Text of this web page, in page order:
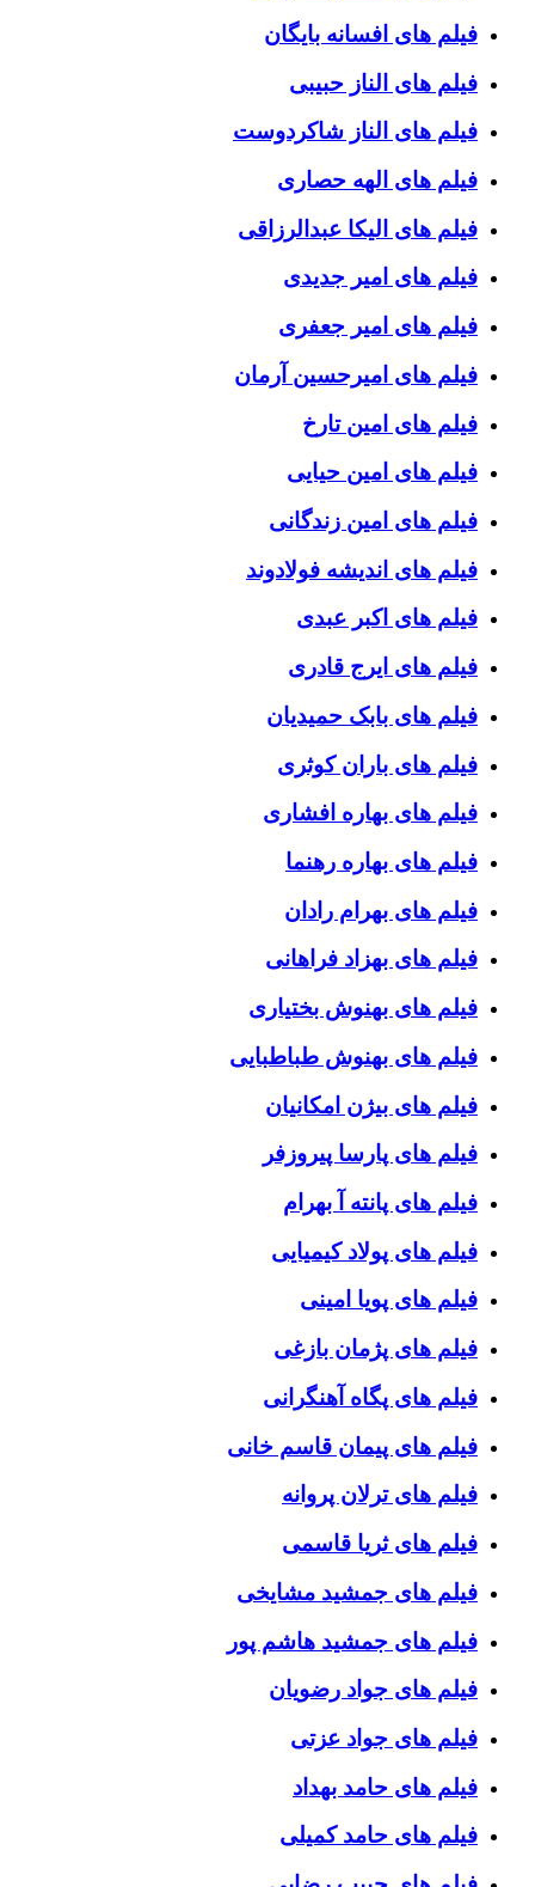
فیلم های افسانه بایگان
فیلم های الناز حبیبی
فیلم های الناز شاکردوست
فیلم های الهه حصاری
فیلم های الیکا عبدالرزاقی
فیلم های امیر جدیدی
فیلم های امیر جعفری
فیلم های امیرحسین آرمان
فیلم های امین تارخ
فیلم های امین حیایی
فیلم های امین زندگانی
فیلم های اندیشه فولادوند
فیلم های اکبر عبدی
فیلم های ایرج قادری
فیلم های بابک حمیدیان
فیلم های باران کوثری
فیلم های بهاره افشاری
فیلم های بهاره رهنما
فیلم های بهرام رادان
فیلم های بهزاد فراهانی
فیلم های بهنوش بختیاری
فیلم های بهنوش طباطبایی
فیلم های بیژن امکانیان
فیلم های پارسا پیروزفر
فیلم های پانته آ بهرام
فیلم های پولاد کیمیایی
فیلم های پویا امینی
فیلم های پژمان بازغی
فیلم های پگاه آهنگرانی
فیلم های پیمان قاسم خانی
فیلم های ترلان پروانه
فیلم های ثریا قاسمی
فیلم های جمشید مشایخی
فیلم های جمشید هاشم پور
فیلم های جواد رضویان
فیلم های جواد عزتی
فیلم های حامد بهداد
فیلم های حامد کمیلی